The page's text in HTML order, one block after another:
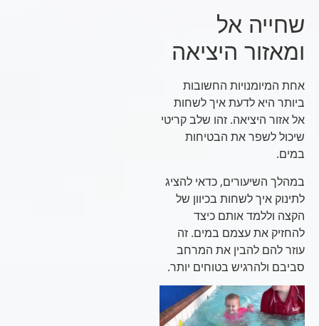
שחייה אל
ומאזור היציאה
אחת המיומנויות החשובות
ביותר היא לדעת איך לשחות
אל אזור היציאה. זהו שלב קריטי
שיכול לשפר את הבטיחות
במים.
במהלך השיעורים, כדאי להציג
לתינוק איך לשחות בכיוון של
הקצה וללמד אותם כיצד
להחזיק את עצמם במים. זה
עוזר להם להבין את המרחב
סביבם ולהרגיש בטוחים יותר.